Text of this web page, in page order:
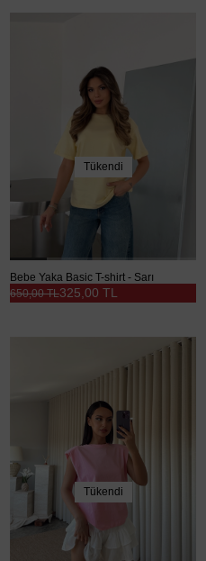
Tükendi
Bebe Yaka Basic T-shirt - Sarı
325,00 TL
650,00 TL
Tükendi